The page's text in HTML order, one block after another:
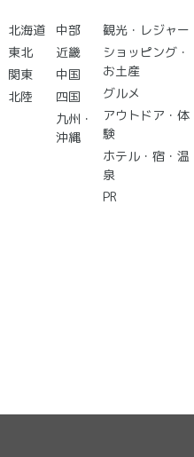
道の駅
２０
選 道
の駅で
買うも
のはこ
れで決
まり！
北海道
東北
関東
北陸
中部
近畿
中国
四国
九州・
沖縄
観光・レジャー
ショッピング・
お土産
グルメ
アウトドア・体
験
ホテル・宿・温
泉
PR